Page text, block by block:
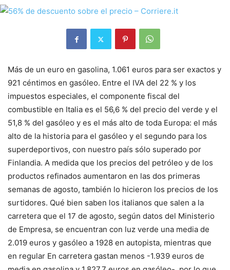
Más de un euro en gasolina, 1.061 euros para ser exactos y
921 céntimos en gasóleo. Entre el IVA del 22 % y los
impuestos especiales, el componente fiscal del
combustible en Italia es el 56,6 % del precio del verde y el
51,8 % del gasóleo y es el más alto de toda Europa: el más
alto de la historia para el gasóleo y el segundo para los
superdeportivos, con nuestro país sólo superado por
Finlandia. A medida que los precios del petróleo y de los
productos refinados aumentaron en las dos primeras
semanas de agosto, también lo hicieron los precios de los
surtidores. Qué bien saben los italianos que salen a la
carretera que el 17 de agosto, según datos del Ministerio
de Empresa, se encuentran con luz verde una media de
2.019 euros y gasóleo a 1928 en autopista, mientras que
en regular En carretera gastan menos -1.939 euros de